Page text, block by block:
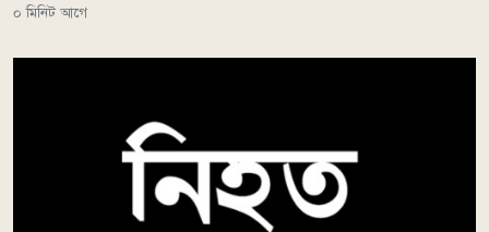
০ মিনিট আগে